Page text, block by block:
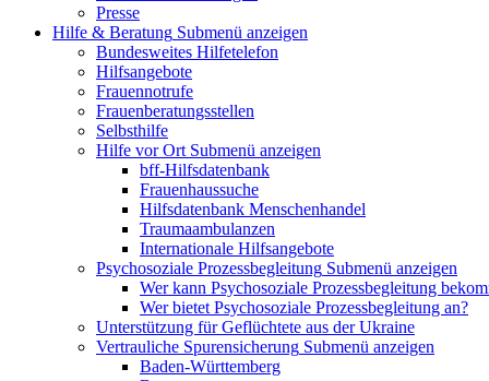
Presse
Hilfe & Beratung Submenü anzeigen
Bundesweites Hilfetelefon
Hilfsangebote
Frauennotrufe
Frauenberatungsstellen
Selbsthilfe
Hilfe vor Ort Submenü anzeigen
bff-Hilfsdatenbank
Frauenhaussuche
Hilfsdatenbank Menschenhandel
Traumaambulanzen
Internationale Hilfsangebote
Psychosoziale Prozessbegleitung Submenü anzeigen
Wer kann Psychosoziale Prozessbegleitung
Wer bietet Psychosoziale Prozessbegleitung an?
Unterstützung für Geflüchtete aus der Ukraine
Vertrauliche Spurensicherung Submenü anzeigen
Baden-Württemberg